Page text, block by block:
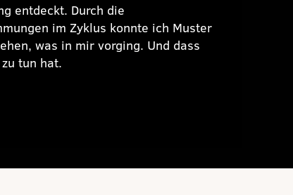
entdeckt. Durch die
im Zyklus konnte ich Muster
was in mir vorging. Und dass
tun hat.